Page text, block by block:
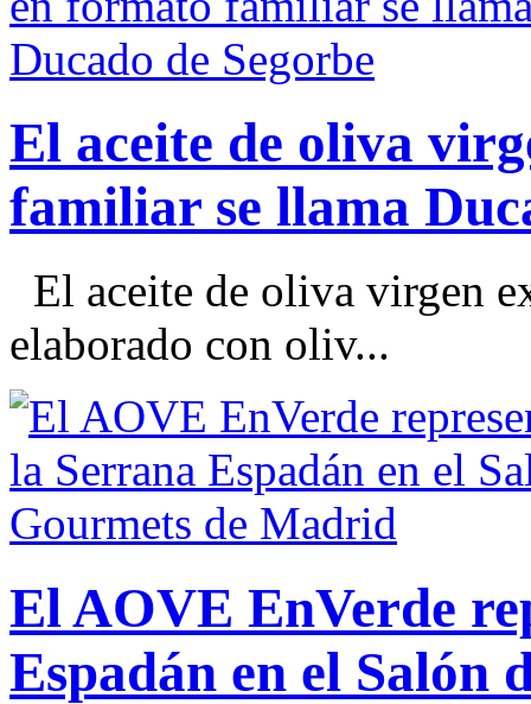
El aceite de oliva
familiar se llama
El aceite de oliva virgen
elaborado con oliv...
El AOVE EnVerde
Espadán en el Salón